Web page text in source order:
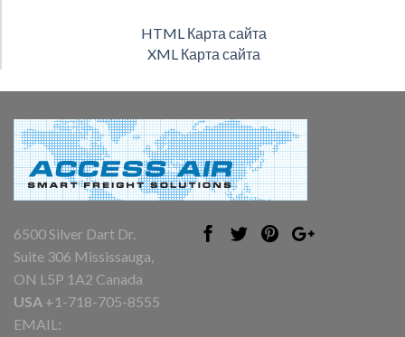
HTML Карта сайта
XML Карта сайта
6500 Silver Dart Dr.
Suite 306 Mississauga,
ON L5P 1A2 Canada
USA +1-718-705-8555
EMAIL: